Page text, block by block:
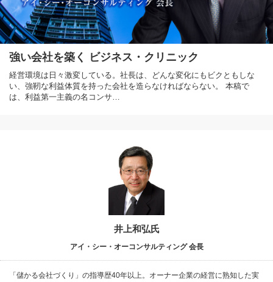
強い会社を築く ビジネス・クリニック
経営環境は日々激変している。社長は、どんな変化にもビクともしな
い、強靭な利益体質を持った会社を造らなければならない。 本稿で
は、利益第一主義の名コンサ…
井上和弘氏
アイ・シー・オーコンサルティング 会長
「儲かる会社づくり」の指導歴40年以上。オーナー企業の経営に熟知した実